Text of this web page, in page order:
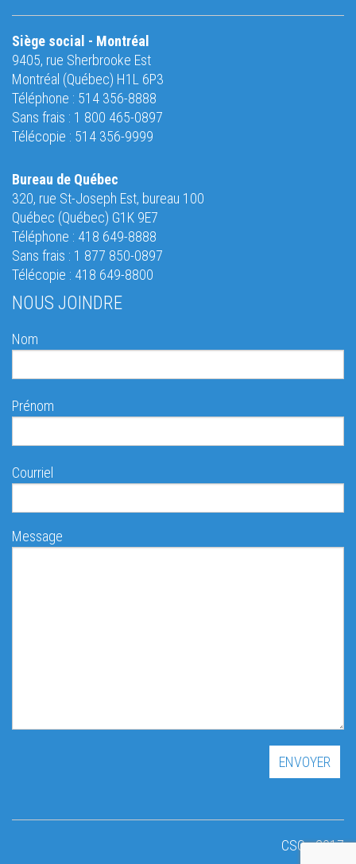
Siège social - Montréal
9405, rue Sherbrooke Est
Montréal (Québec) H1L 6P3
Téléphone : 514 356-8888
Sans frais : 1 800 465-0897
Télécopie : 514 356-9999
Bureau de Québec
320, rue St-Joseph Est, bureau 100
Québec (Québec) G1K 9E7
Téléphone : 418 649-8888
Sans frais : 1 877 850-0897
Télécopie : 418 649-8800
NOUS JOINDRE
Nom
Prénom
Courriel
Message
CSQ - 2017